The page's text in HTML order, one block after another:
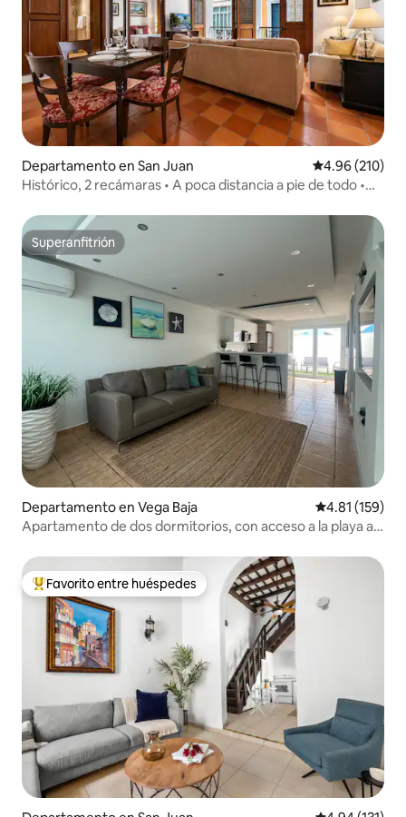
Departamento en San Juan Calificación
4.96 (210)
Histórico, 2 recámaras • A poca distancia a pie de todo •
Superanfitrión
Superanfitrión
Departamento en Vega Baja Calificación
4.81 (159)
Apartamento de dos dormitorios, con acceso a la playa a
De los mejores en Favorito entre huéspedes
Favorito entre huéspedes